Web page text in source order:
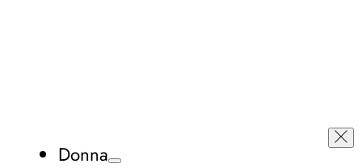
Donna